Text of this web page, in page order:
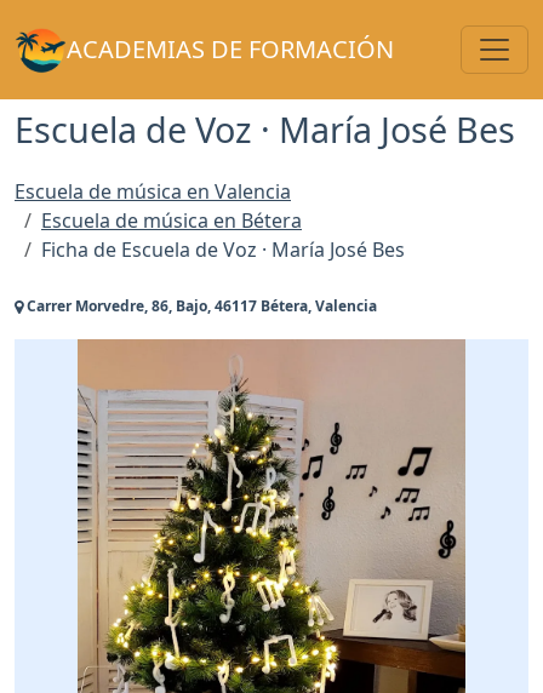
ACADEMIAS DE FORMACIÓN
Escuela de Voz · María José Bes
Escuela de música en Valencia
Escuela de música en Bétera
Ficha de Escuela de Voz · María José Bes
Carrer Morvedre, 86, Bajo, 46117 Bétera, Valencia